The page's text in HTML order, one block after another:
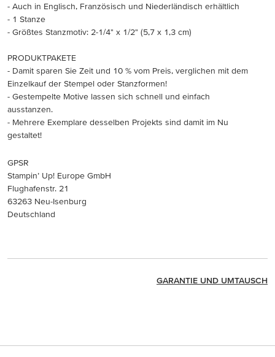
- Auch in Englisch, Französisch und Niederländisch erhältlich
- 1 Stanze
- Größtes Stanzmotiv: 2-1/4" x 1/2" (5,7 x 1,3 cm)
PRODUKTPAKETE
- Damit sparen Sie Zeit und 10 % vom Preis, verglichen mit dem
Einzelkauf der Stempel oder Stanzformen!
- Gestempelte Motive lassen sich schnell und einfach
ausstanzen.
- Mehrere Exemplare desselben Projekts sind damit im Nu
gestaltet!
GPSR
Stampin’ Up! Europe GmbH
Flughafenstr. 21
63263 Neu-Isenburg
Deutschland
GARANTIE UND UMTAUSCH